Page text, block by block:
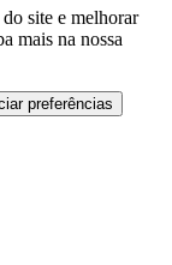
site e melhorar
mais na nossa
preferências